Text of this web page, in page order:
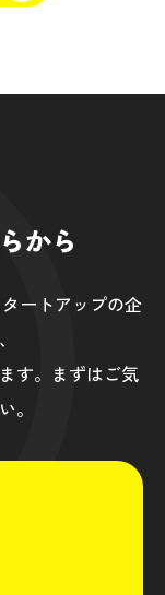
から
ートアップの企
す。まずはご気
。